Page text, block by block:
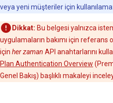
veya yeni müşteriler için
Dikkat: Bu belgesi yalnızca
uygulamaların bakımı için referans
için her zaman API anahtarlarını
Plan Authentication Overview
Genel Bakış) başlıklı makaleyi